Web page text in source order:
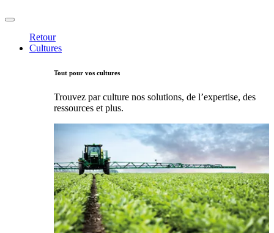
Retour
Cultures
Tout pour vos cultures
Trouvez par culture nos solutions, de l’expertise, des
ressources et plus.